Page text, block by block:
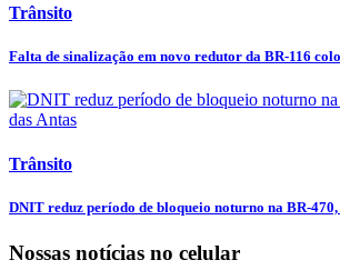
Trânsito
Falta de sinalização em novo redutor da BR-116
Trânsito
DNIT reduz período de bloqueio noturno na BR-470,
Nossas notícias no celular